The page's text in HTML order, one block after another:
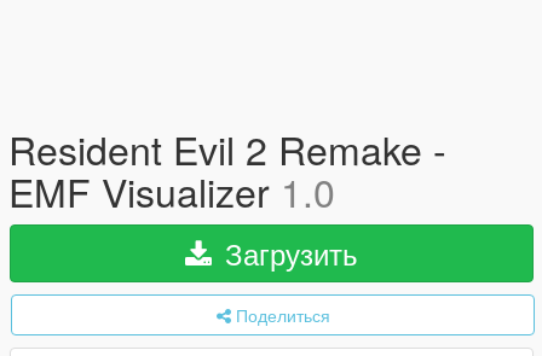
Resident Evil 2 Remake -
EMF Visualizer 1.0
Загрузить
Поделиться